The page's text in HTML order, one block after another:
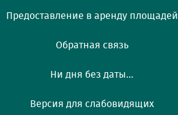
Предоставление в аренду площадей
Обратная связь
Ни дня без даты...
Версия для слабовидящих